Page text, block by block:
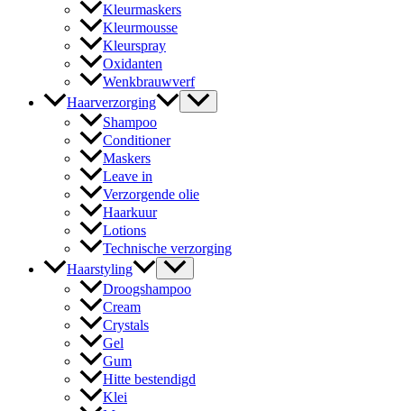
Kleurmaskers
Kleurmousse
Kleurspray
Oxidanten
Wenkbrauwverf
Haarverzorging
Shampoo
Conditioner
Maskers
Leave in
Verzorgende olie
Haarkuur
Lotions
Technische verzorging
Haarstyling
Droogshampoo
Cream
Crystals
Gel
Gum
Hitte bestendigd
Klei